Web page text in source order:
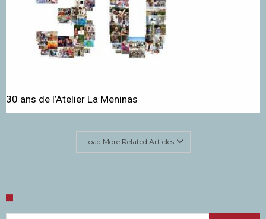
30 ans de l’Atelier La Meninas
Load More Related Articles
Rechercher :